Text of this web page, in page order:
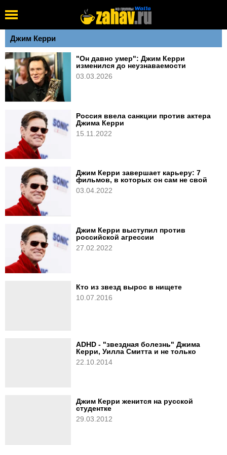
Джим Керри
"Он давно умер": Джим Керри
изменился до неузнаваемости
03.03.2026
Россия ввела санкции против актера
Джима Керри
15.11.2022
Джим Керри завершает карьеру: 7
фильмов, в которых он сам не свой
03.04.2022
Джим Керри выступил против
российской агрессии
27.02.2022
Кто из звезд вырос в нищете
10.07.2016
ADHD - "звездная болезнь" Джима
Керри, Уилла Смитта и не только
22.10.2014
Джим Керри женится на русской
студентке
29.03.2012